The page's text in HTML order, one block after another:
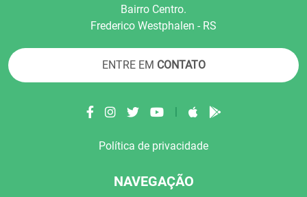
Bairro Centro.
Frederico Westphalen - RS
ENTRE EM CONTATO
|
Política de privacidade
NAVEGAÇÃO